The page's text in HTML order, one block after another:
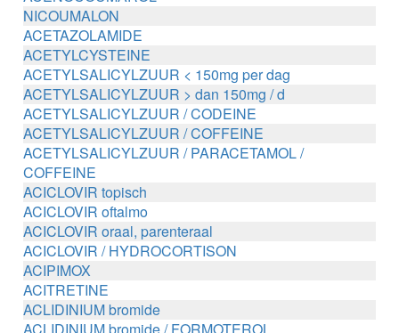
NICOUMALON
ACETAZOLAMIDE
ACETYLCYSTEINE
ACETYLSALICYLZUUR < 150mg per dag
ACETYLSALICYLZUUR > dan 150mg / d
ACETYLSALICYLZUUR / CODEINE
ACETYLSALICYLZUUR / COFFEINE
ACETYLSALICYLZUUR / PARACETAMOL /
COFFEINE
ACICLOVIR topisch
ACICLOVIR oftalmo
ACICLOVIR oraal, parenteraal
ACICLOVIR / HYDROCORTISON
ACIPIMOX
ACITRETINE
ACLIDINIUM bromide